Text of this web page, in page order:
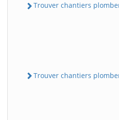
Trouver chantiers
Trouver chantiers